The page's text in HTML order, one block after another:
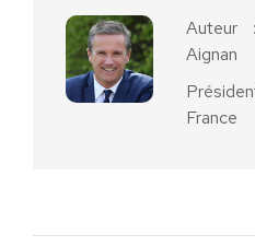
Auteur :
Aignan
France